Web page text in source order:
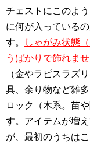
チェストにこのよ
に何が入っている
す。
しゃがみ状態
うばかりで飾れませ
（金やラピスラズ
具、余り物など雑
ロック（木系。苗
す。アイテムが増
が、最初のうちは